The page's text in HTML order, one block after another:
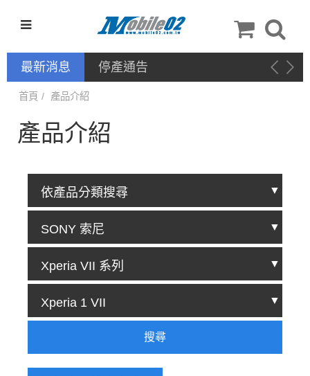
最新消息 新品上架－手機配件：QinD
首頁 產品介紹
產品介紹
搜尋